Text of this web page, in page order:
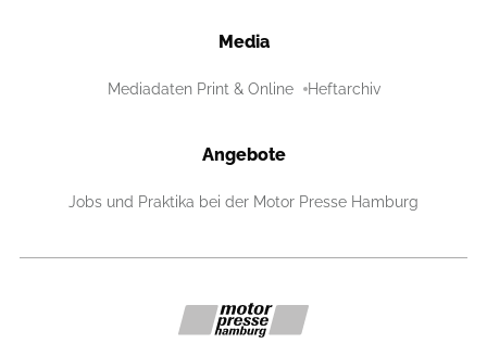
Media
Mediadaten Print & Online Heftarchiv
Angebote
Jobs und Praktika bei der Motor Presse Hamburg